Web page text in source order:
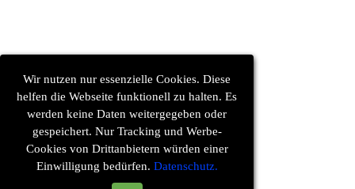
Wir nutzen nur essenzielle Cookies. Diese
helfen die Webseite funktionell zu halten. Es
werden keine Daten weitergegeben oder
gespeichert. Nur Tracking und Werbe-
Cookies von Drittanbietern würden einer
Einwilligung bedürfen. Datenschutz.